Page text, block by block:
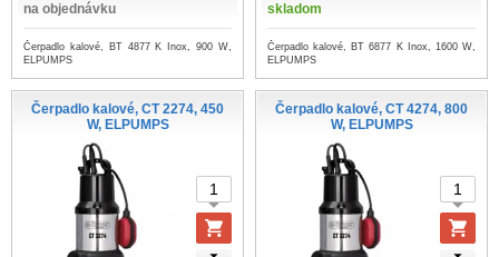
na objednávku
Čerpadlo kalové, BT 4877 K Inox, 900 W,
ELPUMPS
skladom
Čerpadlo kalové, BT 6877 K Inox, 1600 W,
ELPUMPS
Čerpadlo kalové, CT 2274, 450
W, ELPUMPS
Čerpadlo kalové, CT 4274, 800
W, ELPUMPS